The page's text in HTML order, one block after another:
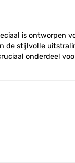
is ontworpen
de stijlvolle
onderdeel